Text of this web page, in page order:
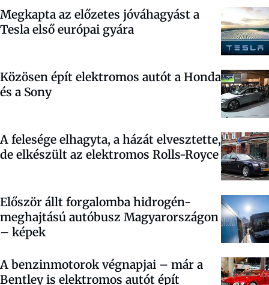
Megkapta az előzetes jóváhagyást a
Tesla első európai gyára
Közösen épít elektromos autót a Honda
és a Sony
A felesége elhagyta, a házát elvesztette,
de elkészült az elektromos Rolls-Royce
Először állt forgalomba hidrogén-
meghajtású autóbusz Magyarországon
– képek
A benzinmotorok végnapjai – már a
Bentley is elektromos autót épít